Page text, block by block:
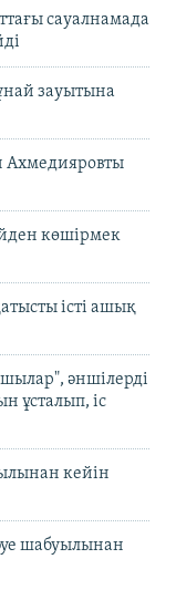
сауалнамада
зауытына
Ахмедияровты
көшірмек
істі ашық
әншілерді
ұсталып, іс
кейін
шабуылынан